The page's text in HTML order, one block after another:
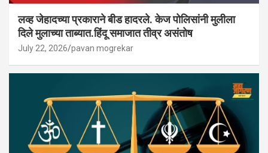
लव्ह जेहादच्या प्रकाराने बीड हादरले. केज पोलिसांनी मुलीला
दिले मुलाच्या ताब्यात.हिंदू समाजात तीव्र असंतोष
July 22, 2026 pavan mogrekar